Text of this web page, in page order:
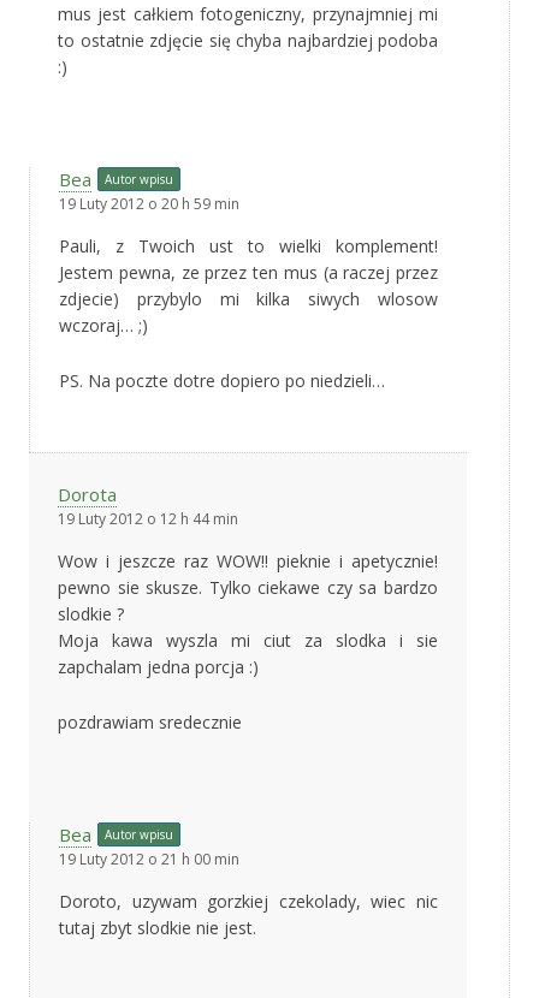
mus jest całkiem fotogeniczny, przynajmniej mi
to ostatnie zdjęcie się chyba najbardziej podoba
:)
Bea Autor wpisu
19 Luty 2012 o 20 h 59 min
Pauli, z Twoich ust to wielki komplement!
Jestem pewna, ze przez ten mus (a raczej przez
zdjecie) przybylo mi kilka siwych wlosow
wczoraj… ;)
PS. Na poczte dotre dopiero po niedzieli…
Dorota
19 Luty 2012 o 12 h 44 min
Wow i jeszcze raz WOW!! pieknie i apetycznie!
pewno sie skusze. Tylko ciekawe czy sa bardzo
slodkie ?
Moja kawa wyszla mi ciut za slodka i sie
zapchalam jedna porcja :)
pozdrawiam sredecznie
Bea Autor wpisu
19 Luty 2012 o 21 h 00 min
Doroto, uzywam gorzkiej czekolady, wiec nic
tutaj zbyt slodkie nie jest.